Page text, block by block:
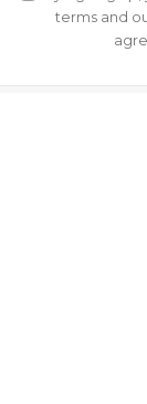
terms and